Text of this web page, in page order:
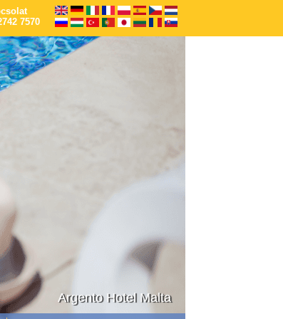
7570
Argento Hotel Malta